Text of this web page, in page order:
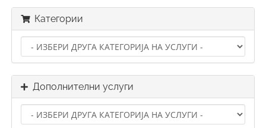
Категории
Дополнителни услуги